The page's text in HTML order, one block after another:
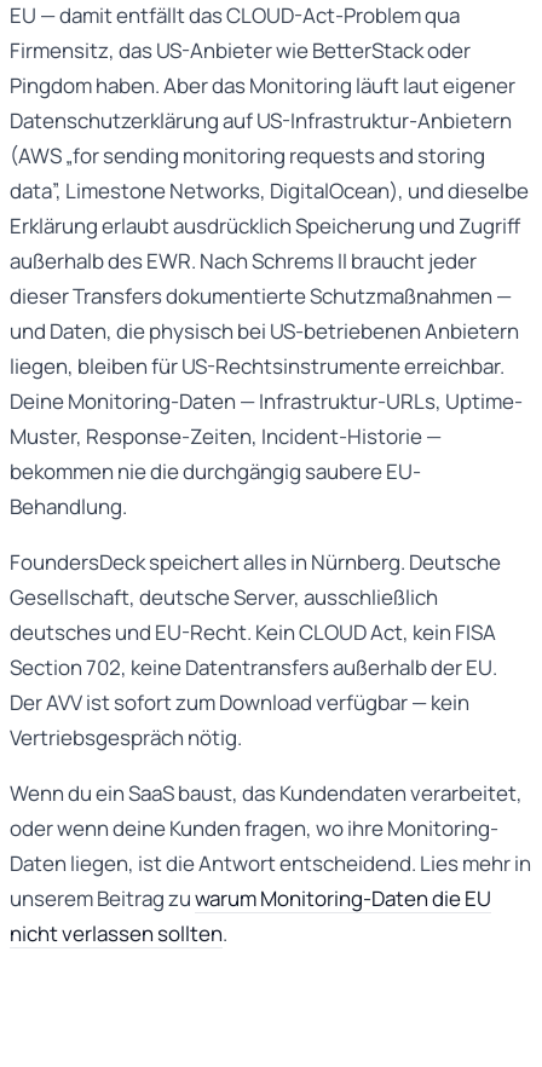
EU — damit entfällt das CLOUD-Act-Problem qua
Firmensitz, das US-Anbieter wie BetterStack oder
Pingdom haben. Aber das Monitoring läuft laut eigener
Datenschutzerklärung auf US-Infrastruktur-Anbietern
(AWS „for sending monitoring requests and storing
data”, Limestone Networks, DigitalOcean), und dieselbe
Erklärung erlaubt ausdrücklich Speicherung und Zugriff
außerhalb des EWR. Nach Schrems II braucht jeder
dieser Transfers dokumentierte Schutzmaßnahmen —
und Daten, die physisch bei US-betriebenen Anbietern
liegen, bleiben für US-Rechtsinstrumente erreichbar.
Deine Monitoring-Daten — Infrastruktur-URLs, Uptime-
Muster, Response-Zeiten, Incident-Historie —
bekommen nie die durchgängig saubere EU-
Behandlung.
FoundersDeck speichert alles in Nürnberg. Deutsche
Gesellschaft, deutsche Server, ausschließlich
deutsches und EU-Recht. Kein CLOUD Act, kein FISA
Section 702, keine Datentransfers außerhalb der EU.
Der AVV ist sofort zum Download verfügbar — kein
Vertriebsgespräch nötig.
Wenn du ein SaaS baust, das Kundendaten verarbeitet,
oder wenn deine Kunden fragen, wo ihre Monitoring-
Daten liegen, ist die Antwort entscheidend. Lies mehr in
unserem Beitrag zuwarum Monitoring-Daten die EU
nicht verlassen sollten.